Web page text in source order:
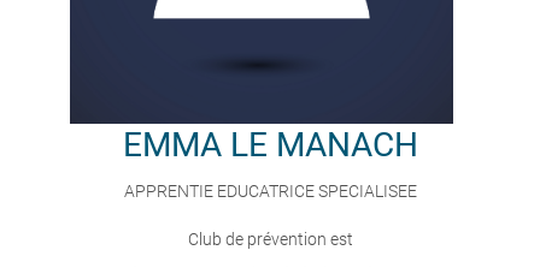
EMMA LE MANACH
APPRENTIE EDUCATRICE SPECIALISEE
Club de prévention est